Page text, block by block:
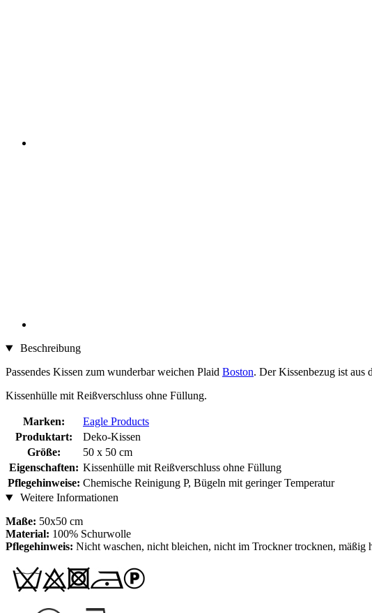
Beschreibung
Passendes Kissen zum wunderbar weichen Plaid Boston. Der Kissenbezug ist aus
Kissenhülle mit Reißverschluss ohne Füllung.
Marken:
Eagle Products
Produktart:
Deko-Kissen
Größe:
50 x 50 cm
Eigenschaften: Kissenhülle mit Reißverschluss ohne Füllung
Pflegehinweise: Chemische Reinigung P, Bügeln mit geringer Temperatur
Weitere Informationen
Maße: 50x50 cm
Material: 100% Schurwolle
Pflegehinweis: Nicht waschen, nicht bleichen, nicht im Trockner trocknen, mäßig